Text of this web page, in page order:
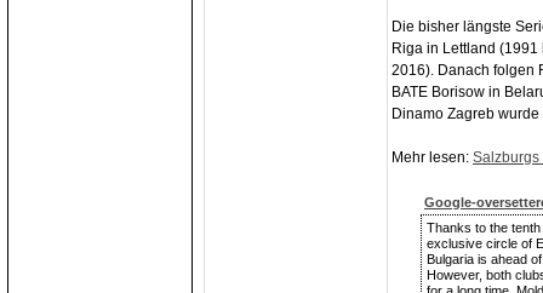
Die bisher längste
Riga in Lettland
2016). Danach folgen
BATE Borisow in
Dinamo Zagreb
Mehr lesen: Salzburgs
Google-
Thanks to the
exclusive circle of
Bulgaria is ahead
However, both